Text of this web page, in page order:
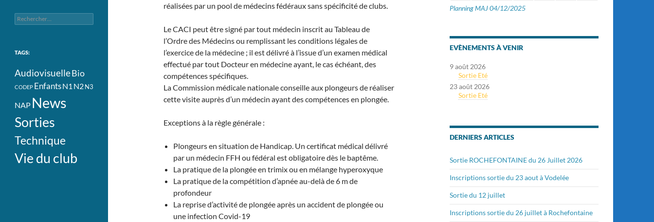
réalisées par un pool de médecins fédéraux sans spécificité de clubs.
Le CACI peut être signé par tout médecin inscrit au Tableau de
l’Ordre des Médecins ou remplissant les conditions légales de
l’exercice de la médecine ; il est délivré à l’issue d’un examen médical
effectué par tout Docteur en médecine ayant, le cas échéant, des
compétences spécifiques.
La Commission médicale nationale conseille aux plongeurs de réaliser
cette visite auprès d’un médecin ayant des compétences en plongée.
Exceptions à la règle générale :
Plongeurs en situation de Handicap. Un certificat médical délivré
par un médecin FFH ou fédéral est obligatoire dès le baptême.
La pratique de la plongée en trimix ou en mélange hyperoxyque
La pratique de la compétition d’apnée au-delà de 6 m de
profondeur
La reprise d’activité de plongée après un accident de plongée ou
une infection Covid-19
Planning MAJ 04/12/2025
EVÈNEMENTS À VENIR
9 août 2026
Sortie Eté
23 août 2026
Sortie Eté
DERNIERS ARTICLES
Sortie ROCHEFONTAINE du 26 Juillet 2026
Inscriptions sortie du 23 aout à Vodelée
Sortie du 12 juillet
Inscriptions sortie du 26 juillet à Rochefontaine
Rechercher :
TAGS:
AudiovisuelleBio
CODEP EnfantsN1 N2N3
NAP News
Sorties
Technique
Vie du club